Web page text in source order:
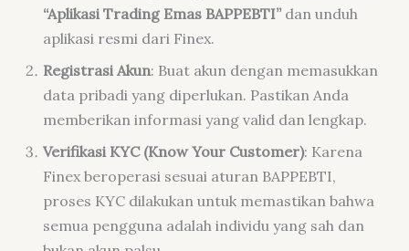
“Aplikasi Trading Emas BAPPEBTI”dan unduh
aplikasi resmi dari Finex.
Registrasi Akun: Buat akun dengan memasukkan
data pribadi yang diperlukan. Pastikan Anda
memberikan informasi yang valid dan lengkap.
Verifikasi KYC (Know Your Customer): Karena
Finex beroperasi sesuai aturan BAPPEBTI,
proses KYC dilakukan untuk memastikan bahwa
semua pengguna adalah individu yang sah dan